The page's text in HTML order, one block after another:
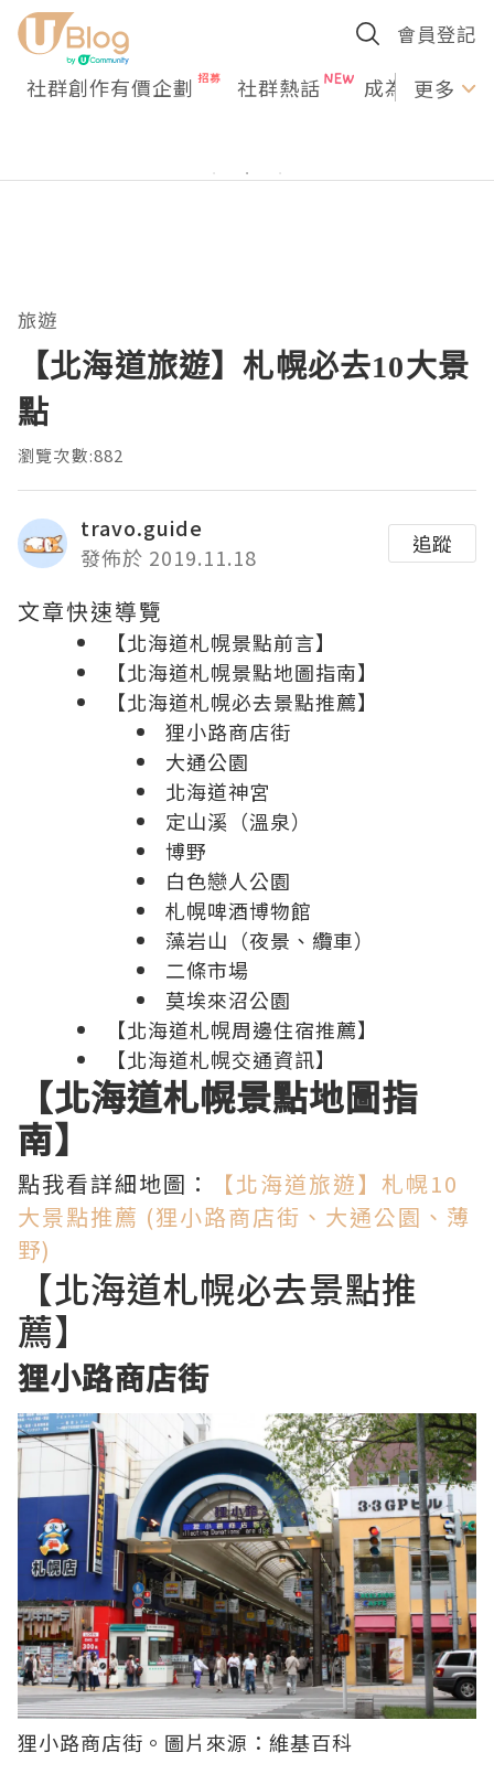
會員登記
社群創作有價企劃 社群熱話 成為U更多
旅遊
【北海道旅遊】札幌必去10大景
點
瀏覽次數:882
travo.guide
發佈於 2019.11.18
追蹤
文章快速導覽
【北海道札幌景點前言】
【北海道札幌景點地圖指南】
【北海道札幌必去景點推薦】
狸小路商店街
大通公園
北海道神宮
定山溪（溫泉）
博野
白色戀人公園
札幌啤酒博物館
藻岩山（夜景、纜車）
二條市場
莫埃來沼公園
【北海道札幌周邊住宿推薦】
【北海道札幌交通資訊】
【北海道札幌景點地圖指
南】
點我看詳細地圖：
【北海道旅遊】札幌10
大景點推薦 (狸小路商店街、大通公園、薄
野)
【北海道札幌必去景點推
薦】
狸小路商店街
狸小路商店街 。圖片來源： 維基百科